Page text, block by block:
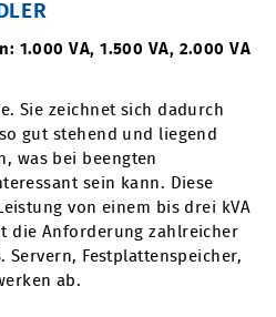
1.000 VA, 1.500 VA, 2.000 VA
Sie zeichnet sich dadurch
gut stehend und liegend
was bei beengten
sein kann. Diese
von einem bis drei kVA
die Anforderung zahlreicher
Servern, Festplattenspeicher,
ab.